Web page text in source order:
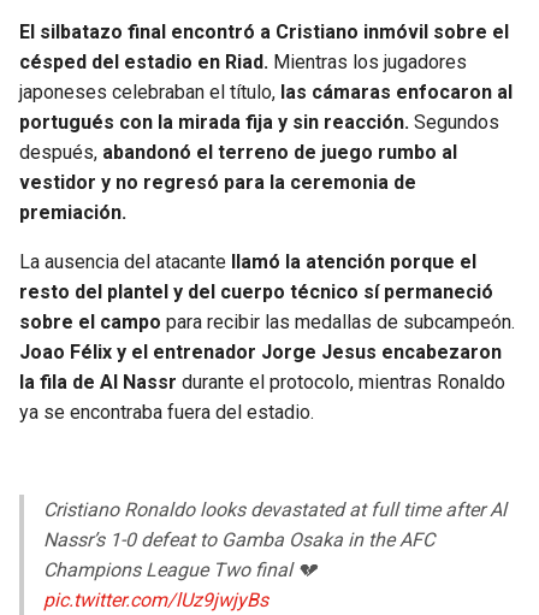
SAINTS
BUCCANEERS
El silbatazo final encontró a Cristiano inmóvil sobre el
césped del estadio en Riad. Mientras los jugadores
japoneses celebraban el título, las cámaras enfocaron al
portugués con la mirada fija y sin reacción. Segundos
después, abandonó el terreno de juego rumbo al
vestidor y no regresó para la ceremonia de
premiación.
La ausencia del atacante llamó la atención porque el
resto del plantel y del cuerpo técnico sí permaneció
sobre el campo para recibir las medallas de subcampeón.
Joao Félix y el entrenador Jorge Jesus encabezaron
la fila de Al Nassr durante el protocolo, mientras Ronaldo
ya se encontraba fuera del estadio.
Cristiano Ronaldo looks devastated at full time after Al
Nassr’s 1-0 defeat to Gamba Osaka in the AFC
Champions League Two final 💔
pic.twitter.com/lUz9jwjyBs